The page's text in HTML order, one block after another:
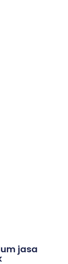
jasa